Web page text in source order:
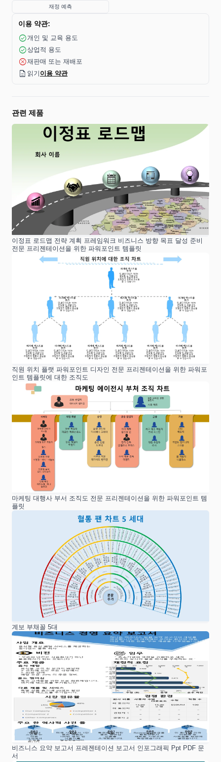
재정 예측
이용 약관:
check_circle 개인 및 교육 용도
check_circle상업적 용도
cancel재판매 또는 재배포
description 읽기 이용 약관
관련 제품
이정표 로드맵 전략 계획 프레임워크 비즈니스 방향 목표 달성 준비
전문 프리젠테이션을 위한 파워포인트 템플릿
직원 위치 플랫 파워포인트 디자인 전문 프리젠테이션을 위한 파워포
인트 템플릿에 대한 조직도
마케팅 대행사 부서 조직도 전문 프리젠테이션을 위한 파워포인트 템
플릿
계보 부채꼴 5대
비즈니스 요약 보고서 프레젠테이션 보고서 인포그래픽 Ppt PDF 문
서